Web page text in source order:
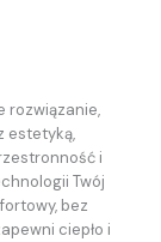
rozwiązanie,
estetyką,
i
Twój
bez
ciepło i